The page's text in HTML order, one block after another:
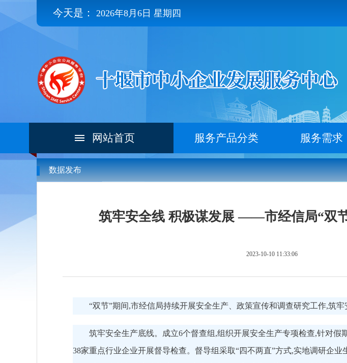
今天是： 2026年8月6日 星期四
网站首页 服务产品分类 服务需求
数据发布
筑牢安全线 积极谋发展 ——市经信局“双
2023-10-10 11:33:06
“双节”期间,市经信局持续开展安全生产、政策宣传和调查研究工作,筑
筑牢安全生产底线。成立6个督查组,组织开展安全生产专项检查,针对
38家重点行业企业开展督导检查。督导组采取“四不两直”方式,实地调研企